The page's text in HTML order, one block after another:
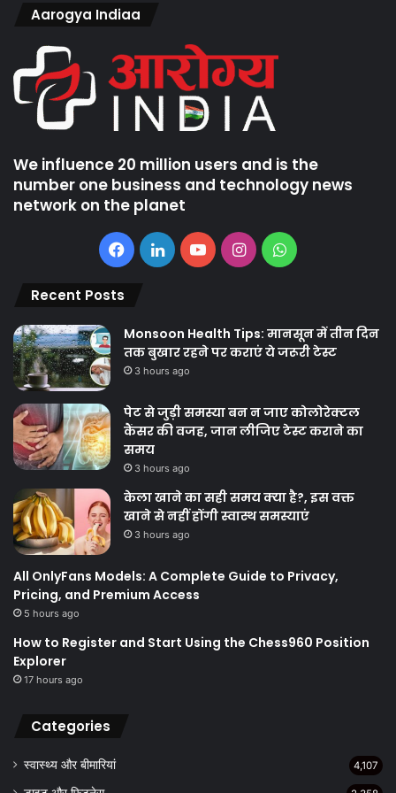
Aarogya Indiaa
We influence 20 million users and is the
number one business and technology news
network on the planet
Facebook
LinkedInYouTubeInstagramWhatsApp
Recent Posts
Monsoon Health Tips: मानसून में तीन दिन
तक बुखार रहने पर कराएं ये जरूरी टेस्ट
3 hours ago
पेट से जुड़ी समस्या बन न जाए कोलोरेक्टल
कैंसर की वजह, जान लीजिए टेस्ट कराने का
समय
3 hours ago
केला खाने का सही समय क्‍या है?, इस वक्त
खाने से नहीं होंगी स्वास्थ समस्याएं
3 hours ago
All OnlyFans Models: A Complete Guide to Privacy,
Pricing, and Premium Access
5 hours ago
How to Register and Start Using the Chess960 Position
Explorer
17 hours ago
Categories
स्वास्थ्य और बीमारियां 4,107